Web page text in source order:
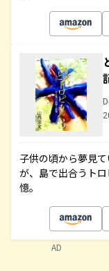
子供の頃から夢見
が、島で出合うト
憶。
AD